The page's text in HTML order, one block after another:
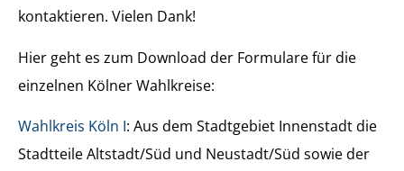
kontaktieren. Vielen Dank!
Hier geht es zum Download der Formulare für die
einzelnen Kölner Wahlkreise:
Wahlkreis Köln I: Aus dem Stadtgebiet Innenstadt die
Stadtteile Altstadt/Süd und Neustadt/Süd sowie der